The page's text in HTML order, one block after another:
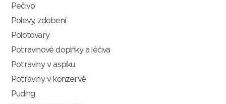
Pečivo
Polevy, zdobení
Polotovary
Potravinové doplňky a léčiva
Potraviny v aspiku
Potraviny v konzervě
Puding